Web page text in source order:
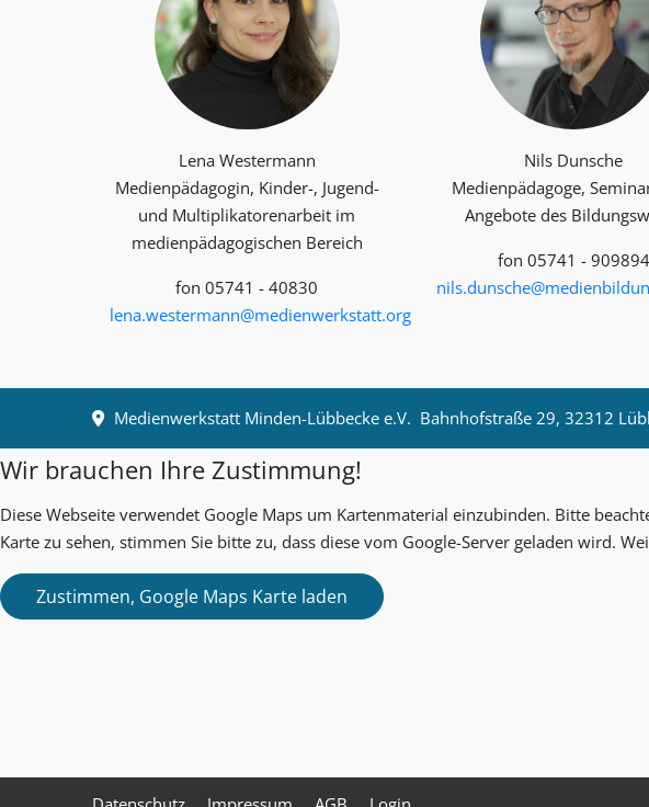
Lena Westermann
Medienpädagogin, Kinder-, Jugend-
und Multiplika­toren­arbeit im
medienpädagogischen Bereich
fon 05741 - 40830
lena.westermann@medienwerkstatt.org
Nils Dunsche
Medienpädagoge,
Angebote des
fon 05741 - 909894
Medienwerkstatt Minden-Lübbecke e.V. Bahnhofstraße 29, 32312
Wir brauchen Ihre Zustimmung!
Diese Webseite verwendet Google Maps um Kartenmaterial einzubinden. Bitte
Karte zu sehen, stimmen Sie bitte zu, dass diese vom Google-Server geladen wird.